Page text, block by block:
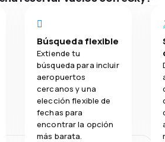
Búsqueda flexible
Extiende tu
búsqueda para incluir
aeropuertos
cercanos y una
elección flexible de
fechas para
encontrar la opción
más barata.